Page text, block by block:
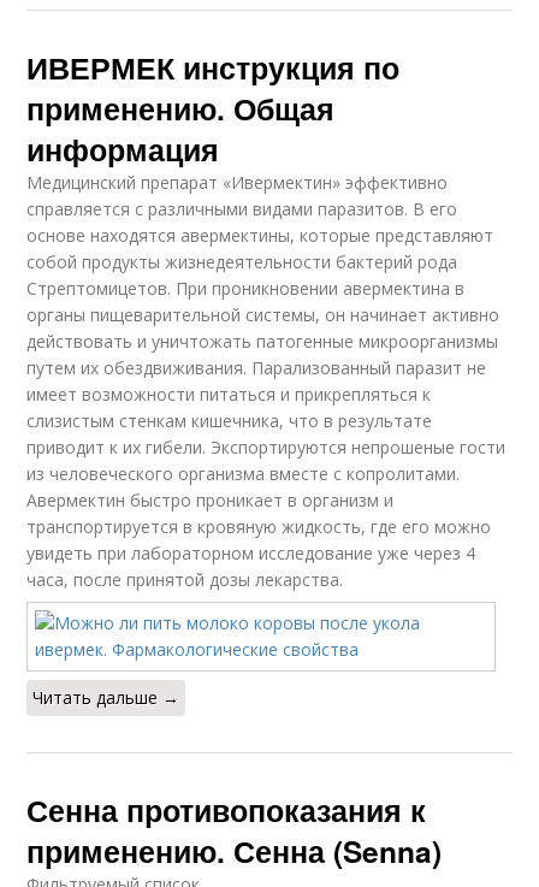
ИВЕРМЕК инструкция по
применению. Общая
информация
Медицинский препарат «Ивермектин» эффективно
справляется с различными видами паразитов. В его
основе находятся авермектины, которые представляют
собой продукты жизнедеятельности бактерий рода
Стрептомицетов. При проникновении авермектина в
органы пищеварительной системы, он начинает активно
действовать и уничтожать патогенные микроорганизмы
путем их обездвиживания. Парализованный паразит не
имеет возможности питаться и прикрепляться к
слизистым стенкам кишечника, что в результате
приводит к их гибели. Экспортируются непрошеные гости
из человеческого организма вместе с копролитами.
Авермектин быстро проникает в организм и
транспортируется в кровяную жидкость, где его можно
увидеть при лабораторном исследование уже через 4
часа, после принятой дозы лекарства.
Читать дальше →
Сенна противопоказания к
применению. Сенна (Senna)